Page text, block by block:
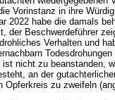
Vorinstanz in ihre
2022 habe die damals
der Beschwerdeführer
Verhalten und
ist nicht zu beanstanden,
an der
Opferkreis zu zweifeln